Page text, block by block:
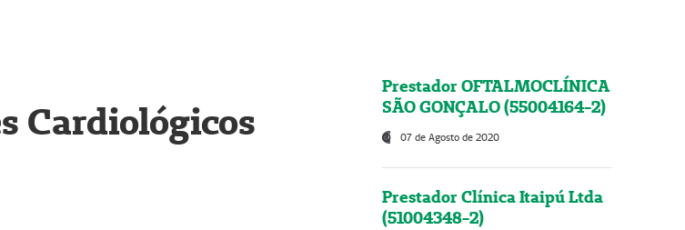
Cardiológicos
Prestador OFTALMOCLÍNICA
SÃO GONÇALO (55004164-2)
07 de Agosto de 2020
Prestador Clínica Itaipú Ltda
(51004348-2)